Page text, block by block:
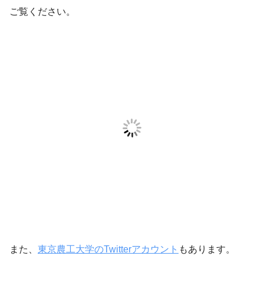
ご覧ください。
また、 東京農工大学のTwitterアカウント もあります。